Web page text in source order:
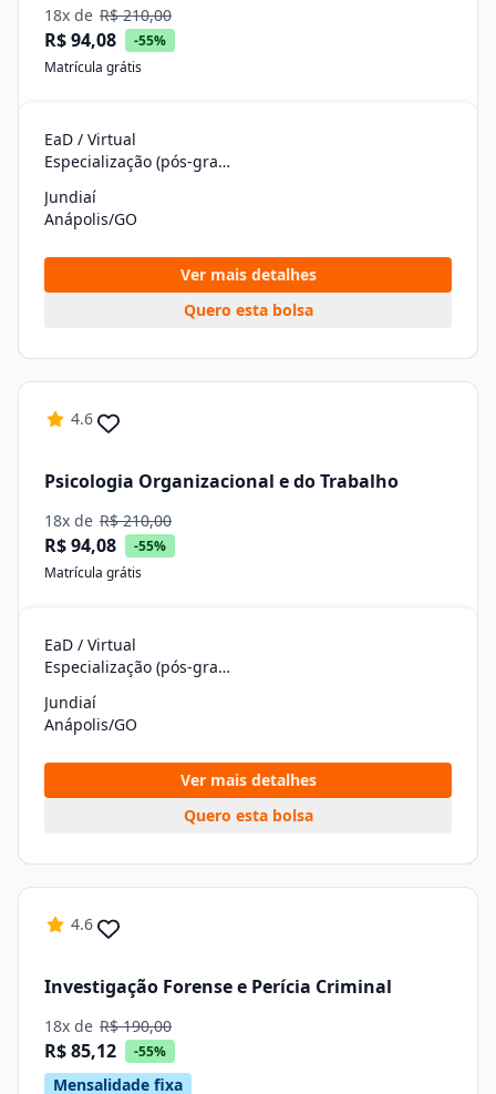
18x de R$ 210,00
R$ 94,08
-55%
Matrícula grátis
EaD / Virtual
Especialização (pós-graduação)
Jundiaí
Anápolis/GO
Ver mais detalhes
Quero esta bolsa
4.6
Psicologia Organizacional e do Trabalho
18x de R$ 210,00
R$ 94,08
-55%
Matrícula grátis
EaD / Virtual
Especialização (pós-graduação)
Jundiaí
Anápolis/GO
Ver mais detalhes
Quero esta bolsa
4.6
Investigação Forense e Perícia Criminal
18x de R$ 190,00
R$ 85,12 -55%
Mensalidade fixa